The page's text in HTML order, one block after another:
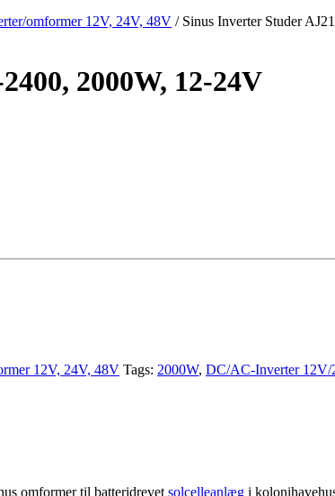
omformer 12V, 24V, 48V / Sinus Inverter Studer
2000W, 12-24V
12V, 24V, 48V Tags: 2000W, DC/AC-Inverter 12V/
omformer til batteridrevet solcelleanlæg i